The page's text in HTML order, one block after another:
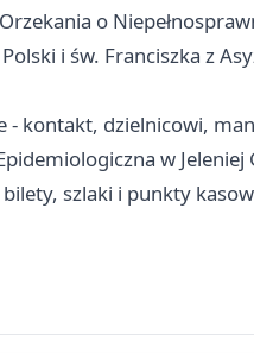
o
i św. Franciszka z
- kontakt, dzielnicowi,
w
szlaki i punkty